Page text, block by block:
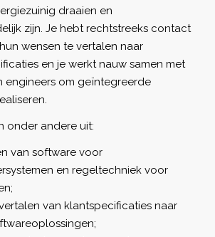
draaien en
zijn. Je hebt rechtstreeks contact
wensen te vertalen naar
en je werkt nauw samen met
engineers om geïntegreerde
onder andere uit:
van software voor
en regeltechniek voor
van klantspecificaties naar